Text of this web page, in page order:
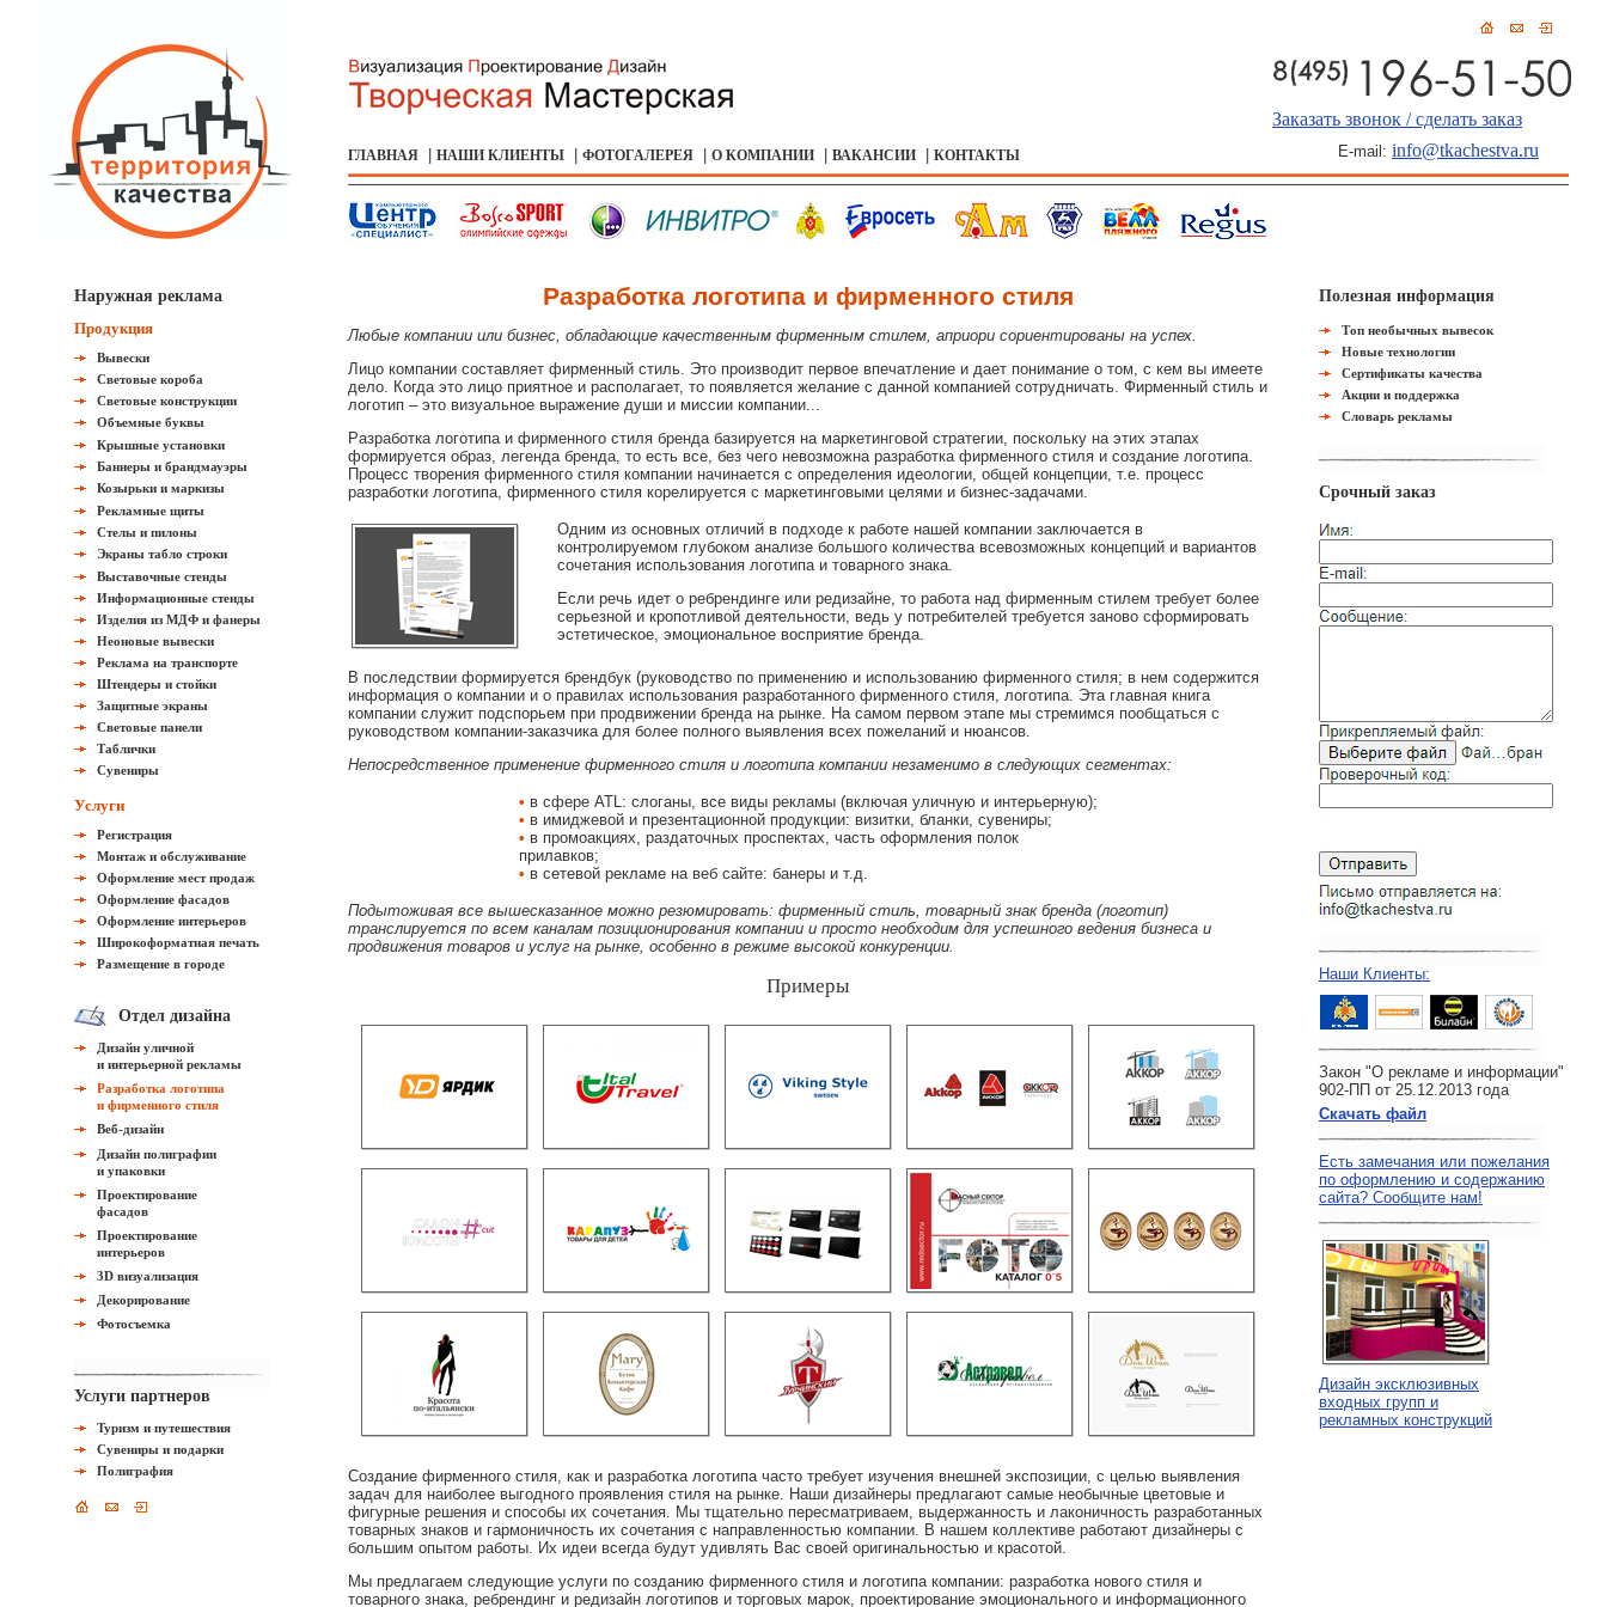
Заказать звонок / сделать заказ
E-mail: info@tkachestva.ru
ГЛАВНАЯ НАШИ КЛИЕНТЫ ФОТОГАЛЕРЕЯ О КОМПАНИИ ВАКАНСИИ КОНТАКТЫ
Наружная реклама
Продукция
Вывески
Световые короба
Световые конструкции
Объемные буквы
Крышные установки
Баннеры и брандмауэры
Козырьки и маркизы
Рекламные щиты
Стелы и пилоны
Экраны табло строки
Выставочные стенды
Информационные стенды
Изделия из МДФ и фанеры
Неоновые вывески
Реклама на транспорте
Штендеры и стойки
Защитные экраны
Световые панели
Таблички
Сувениры
Услуги
Регистрация
Монтаж и обслуживание
Оформление мест продаж
Оформление фасадов
Оформление интерьеров
Широкоформатная печать
Размещение в городе
Отдел дизайна
Дизайн уличной
и интерьерной рекламы
Разработка логотипа
и фирменного стиля
Веб-дизайн
Дизайн полиграфии
и упаковки
Проектирование
фасадов
Проектирование
интерьеров
3D визуализация
Декорирование
Фотосъемка
Услуги партнеров
Туризм и путешествия
Сувениры и подарки
Полиграфия
Разработка логотипа и фирменного стиля
Любые компании или бизнес, обладающие качественным фирменным стилем, априори сориентированы на успех.
Лицо компании составляет фирменный стиль. Это производит первое впечатление и дает понимание о том, с кем вы имеете
дело. Когда это лицо приятное и располагает, то появляется желание с данной компанией сотрудничать. Фирменный стиль и
логотип – это визуальное выражение души и миссии компании...
Разработка логотипа и фирменного стиля бренда базируется на маркетинговой стратегии, поскольку на этих этапах
формируется образ, легенда бренда, то есть все, без чего невозможна разработка фирменного стиля и создание логотипа.
Процесс творения фирменного стиля компании начинается с определения идеологии, общей концепции, т.е. процесс
разработки логотипа, фирменного стиля корелируется с маркетинговыми целями и бизнес-задачами.
Одним из основных отличий в подходе к работе нашей компании заключается в
контролируемом глубоком анализе большого количества всевозможных концепций и вариантов
сочетания использования логотипа и товарного знака.
Если речь идет о ребрендинге или редизайне, то работа над фирменным стилем требует более
серьезной и кропотливой деятельности, ведь у потребителей требуется заново сформировать
эстетическое, эмоциональное восприятие бренда.
В последствии формируется брендбук (руководство по применению и использованию фирменного стиля; в нем содержится
информация о компании и о правилах использования разработанного фирменного стиля, логотипа. Эта главная книга
компании служит подспорьем при продвижении бренда на рынке. На самом первом этапе мы стремимся пообщаться с
руководством компании-заказчика для более полного выявления всех пожеланий и нюансов.
Непосредственное применение фирменного стиля и логотипа компании незаменимо в следующих сегментах:
• в сфере ATL: слоганы, все виды рекламы (включая уличную и интерьерную);
• в имиджевой и презентационной продукции: визитки, бланки, сувениры;
• в промоакциях, раздаточных проспектах, часть оформления полок
прилавков;
• в сетевой рекламе на веб сайте: банеры и т.д.
Подытоживая все вышесказанное можно резюмировать: фирменный стиль, товарный знак бренда (логотип)
транслируется по всем каналам позиционирования компании и просто необходим для успешного ведения бизнеса и
продвижения товаров и услуг на рынке, особенно в режиме высокой конкуренции.
Примеры
Создание фирменного стиля, как и разработка логотипа часто требует изучения внешней экспозиции, с целью выявления
задач для наиболее выгодного проявления стиля на рынке. Наши дизайнеры предлагают самые необычные цветовые и
фигурные решения и способы их сочетания. Мы тщательно пересматриваем, выдержанность и лаконичность разработанных
товарных знаков и гармоничность их сочетания с направленностью компании. В нашем коллективе работают дизайнеры с
большим опытом работы. Их идеи всегда будут удивлять Вас своей оригинальностью и красотой.
Мы предлагаем следующие услуги по созданию фирменного стиля и логотипа компании: разработка нового стиля и
товарного знака, ребрендинг и редизайн логотипов и торговых марок, проектирование эмоционального и информационного
Полезная информация
Топ необычных вывесок
Новые технологии
Сертификаты качества
Акции и поддержка
Словарь рекламы
Срочный заказ
Наши Клиенты:
Закон "О рекламе и информации"
902-ПП от 25.12.2013 года
Скачать файл
Есть замечания или пожелания
по оформлению и содержанию
сайта? Сообщите нам!
Дизайн эксклюзивных
входных групп и
рекламных конструкций